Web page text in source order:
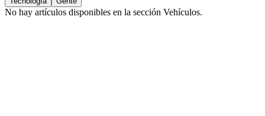
No hay artículos disponibles en la sección Vehículos.